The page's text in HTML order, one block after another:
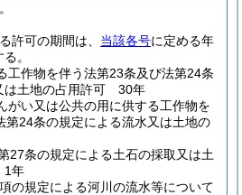
許可の期間は、 当該各号に定める年
。
工作物を伴う法第23条及び法第24条
は土地の占用許可 30年
がい又は公共の用に供する工作物を
第24条の規定による流水又は土地の
27条の規定による土石の採取又は土
1年
の規定による河川の流水等について